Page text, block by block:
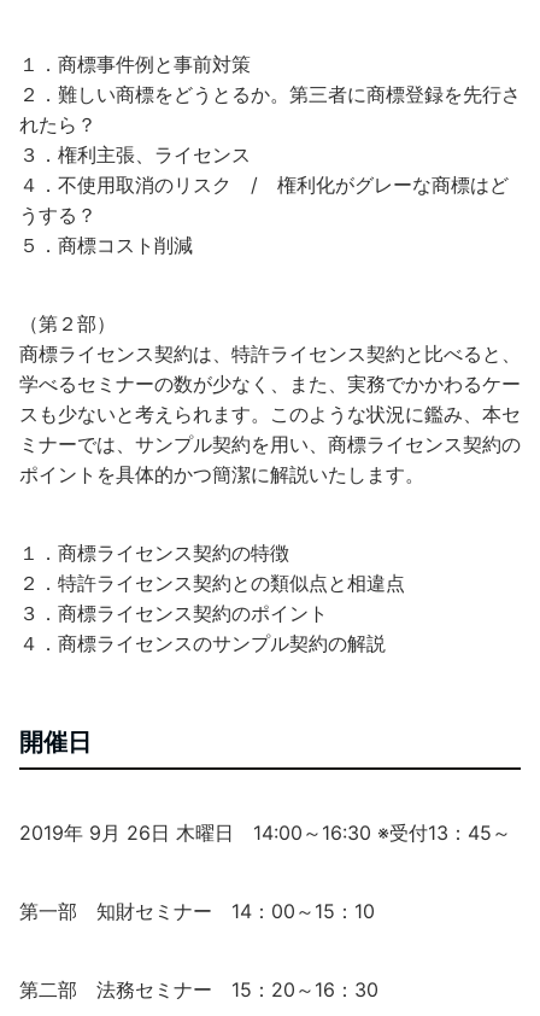
１．商標事件例と事前対策
２．難しい商標をどうとるか。第三者に商標登録を先行さ
れたら？
３．権利主張、ライセンス
４．不使用取消のリスク / 権利化がグレーな商標はど
うする？
５．商標コスト削減
（第２部）
商標ライセンス契約は、特許ライセンス契約と比べると、
学べるセミナーの数が少なく、また、実務でかかわるケー
スも少ないと考えられます。このような状況に鑑み、本セ
ミナーでは、サンプル契約を用い、商標ライセンス契約の
ポイントを具体的かつ簡潔に解説いたします。
１．商標ライセンス契約の特徴
２．特許ライセンス契約との類似点と相違点
３．商標ライセンス契約のポイント
４．商標ライセンスのサンプル契約の解説
開催日
2019年 9月 26日 木曜日 14:00～16:30 ※受付13：45～
第一部 知財セミナー 14：00～15：10
第二部 法務セミナー 15：20～16：30